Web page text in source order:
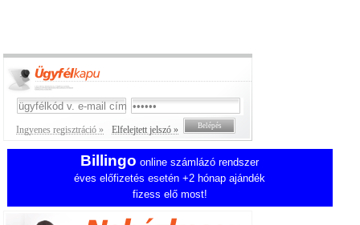
Ingyenes regisztráció » Elfelejtett jelszó »
Billingo online számlázó rendszer
éves előfizetés esetén +2 hónap ajándék
fizess elő most!